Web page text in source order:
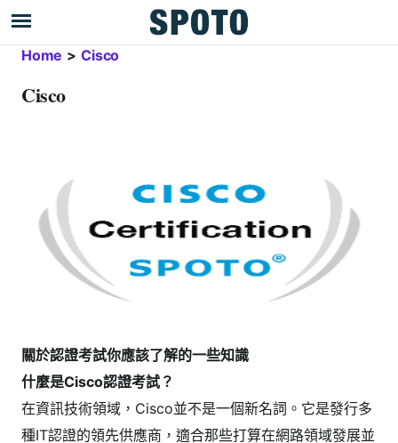
Home > Cisco
Cisco
關於認證考試你應該了解的一些知識
什麼是Cisco認證考試？
在資訊技術領域，Cisco並不是一個新名詞。它是發行多
種IT認證的領先供應商，適合那些打算在網路領域發展並